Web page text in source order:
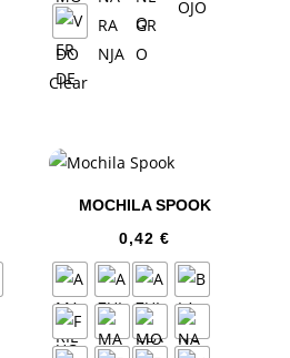
Clear
MOCHILA SPOOK
0,42€